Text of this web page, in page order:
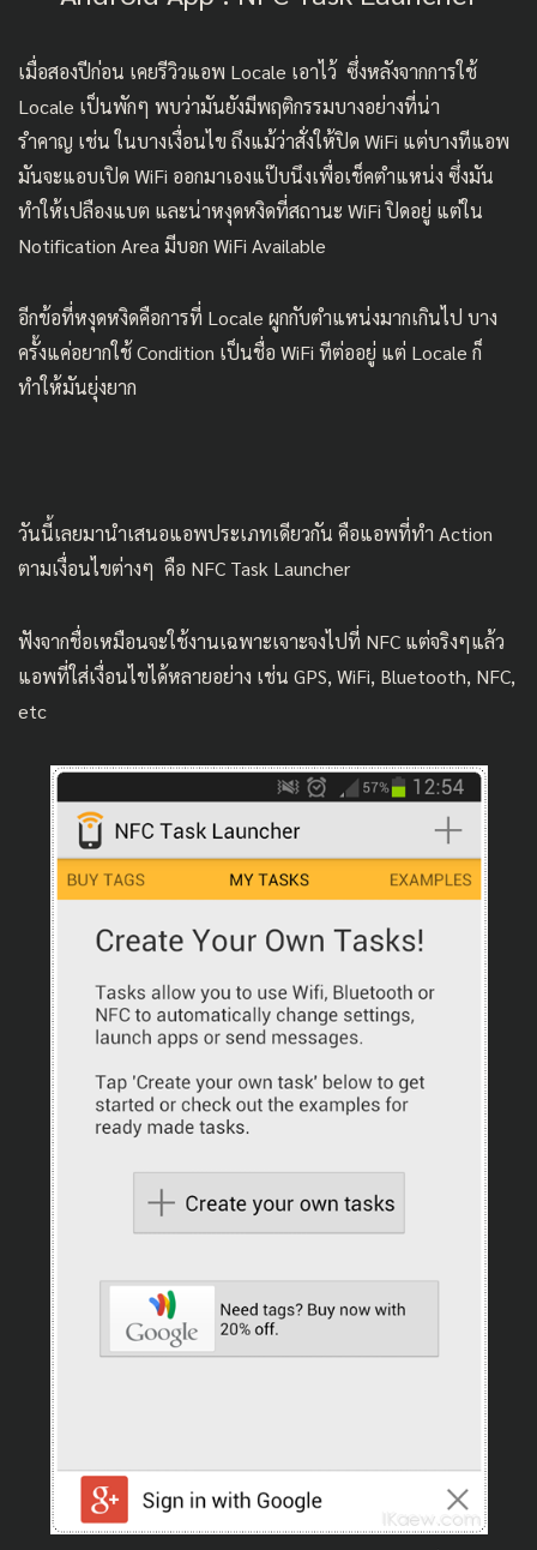
เมื่อสองปีก่อน เคยรีวิวแอพ Locale เอาไว้ ซึ่งหลังจากการใช้
Locale เป็นพักๆ พบว่ามันยังมีพฤติกรรมบางอย่างที่น่า
รำคาญ เช่น ในบางเงื่อนไข ถึงแม้ว่าสั่งให้ปิด WiFi แต่บางทีแอพ
มันจะแอบเปิด WiFi ออกมาเองแป๊บนึงเพื่อเช็คตำแหน่ง ซึ่งมัน
ทำให้เปลืองแบต และน่าหงุดหงิดที่สถานะ WiFi ปิดอยู่ แต่ใน
Notification Area มีบอก WiFi Available
อีกข้อที่หงุดหงิดคือการที่ Locale ผูกกับตำแหน่งมากเกินไป บาง
ครั้งแค่อยากใช้ Condition เป็นชื่อ WiFi ทีต่ออยู่ แต่ Locale ก็
ทำให้มันยุ่งยาก
วันนี้เลยมานำเสนอแอพประเภทเดียวกัน คือแอพที่ทำ Action
ตามเงื่อนไขต่างๆ คือ NFC Task Launcher
ฟังจากชื่อเหมือนจะใช้งานเฉพาะเจาะจงไปที่ NFC แต่จริงๆแล้ว
แอพที่ใส่เงื่อนไขได้หลายอย่าง เช่น GPS, WiFi, Bluetooth, NFC,
etc